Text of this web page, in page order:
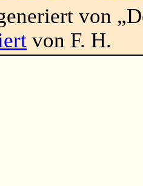
von
von F. H.